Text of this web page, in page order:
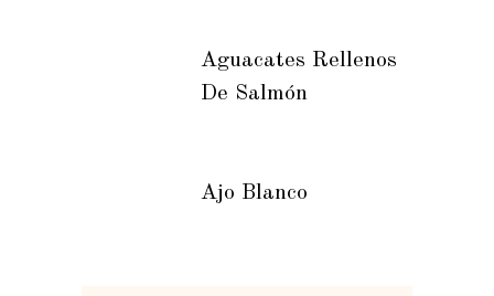
Aguacates Rellenos
De Salmón
Ajo Blanco